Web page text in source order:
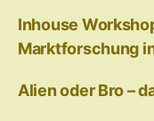
Inhouse
Marktforschung
Alien oder Bro –